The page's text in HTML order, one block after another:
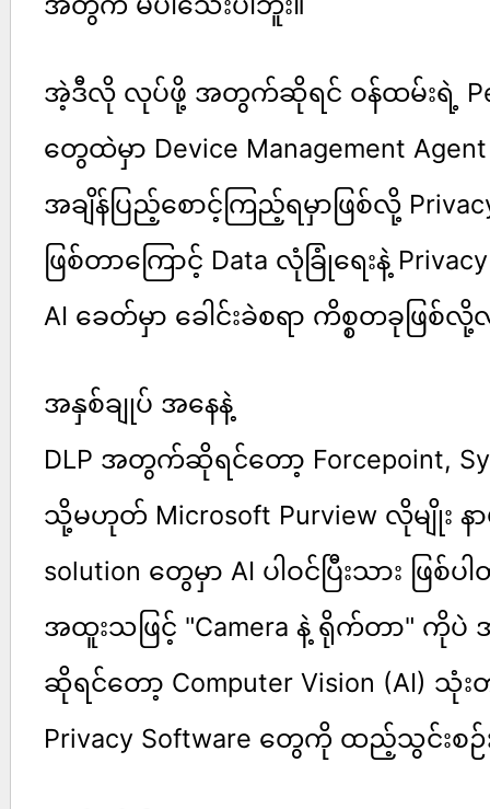
အဲ့ဒီလို လုပ်ဖို့ အတွက်ဆိုရင် ဝန်ထမ်းရဲ့
တွေထဲမှာ Device Management
အချိန်ပြည့်စောင့်ကြည့်ရမှာဖြစ်လို့
ဖြစ်တာကြောင့် Data လုံခြုံရေးနဲ့
AI ခေတ်မှာ ခေါင်းခဲစရာ ကိစ္စတခုဖြစ်လို့
အနှစ်ချုပ် အနေနဲ့
DLP အတွက်ဆိုရင်တော့ Forcepoint,
သို့မဟုတ် Microsoft Purview လိုမျိုး နာ
solution တွေမှာ AI ပါဝင်ပြီးသား ဖြ
အထူးသဖြင့် "Camera နဲ့ ရိုက်တာ" ကိုပဲ
ဆိုရင်တော့ Computer Vision (AI) သုံး
Privacy Software တွေကို ထည့်သွင်းစဉ်